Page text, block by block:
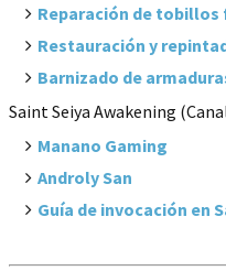
Reparación de tobillos
Restauración y
Barnizado de
Saint Seiya Awakening
Manano Gaming
Androly San
Guía de invocación en